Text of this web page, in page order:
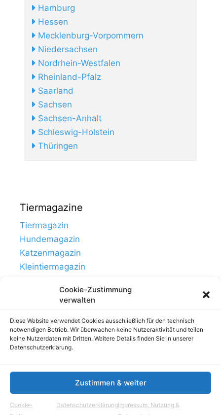
Cookie-Zustimmung
verwalten
Diese Website verwendet Cookies ausschließlich für den technisch
notwendigen Betrieb. Wir überwachen keine Nutzeraktivität und teilen
keine Nutzerdaten mit Dritten. Weitere Details finden Sie in unserer
Datenschutzerklärung.
Zustimmen & weiter
Cookie-
DatenschutzerklärungImpressum, Nutzung &
Hamburg
Hessen
Mecklenburg-Vorpommern
Niedersachsen
Nordrhein-Westfalen
Rheinland-Pfalz
Saarland
Sachsen
Sachsen-Anhalt
Schleswig-Holstein
Thüringen
Tiermagazine
Tiermagazin
Hundemagazin
Katzenmagazin
Kleintiermagazin